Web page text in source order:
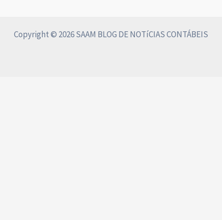
Copyright © 2026 SAAM BLOG DE NOTíCIAS CONTÁBEIS